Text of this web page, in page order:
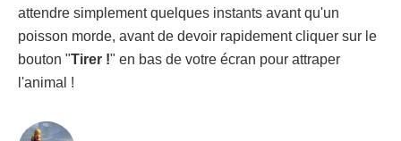
attendre simplement quelques instants avant qu'un
poisson morde, avant de devoir rapidement cliquer sur le
bouton "Tirer !" en bas de votre écran pour attraper
l'animal !